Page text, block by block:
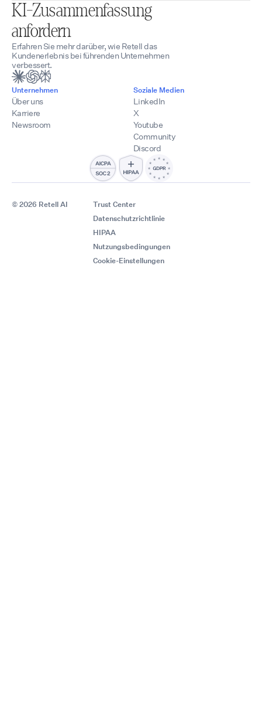
KI-Zusammenfassung
anfordern
Erfahren Sie mehr darüber, wie Retell das
Kundenerlebnis bei führenden Unternehmen
verbessert.
Unternehmen
Über uns
Karriere
Newsroom
Soziale Medien
LinkedIn
X
Youtube
Community
Discord
© 2026 Retell AI
Trust Center
Datenschutzrichtlinie
HIPAA
Nutzungsbedingungen
Cookie-Einstellungen